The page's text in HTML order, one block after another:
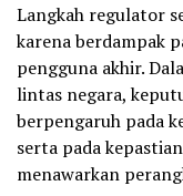
Langkah regulator
karena berdampak
pengguna akhir.
lintas negara,
berpengaruh pada
serta pada
menawarkan